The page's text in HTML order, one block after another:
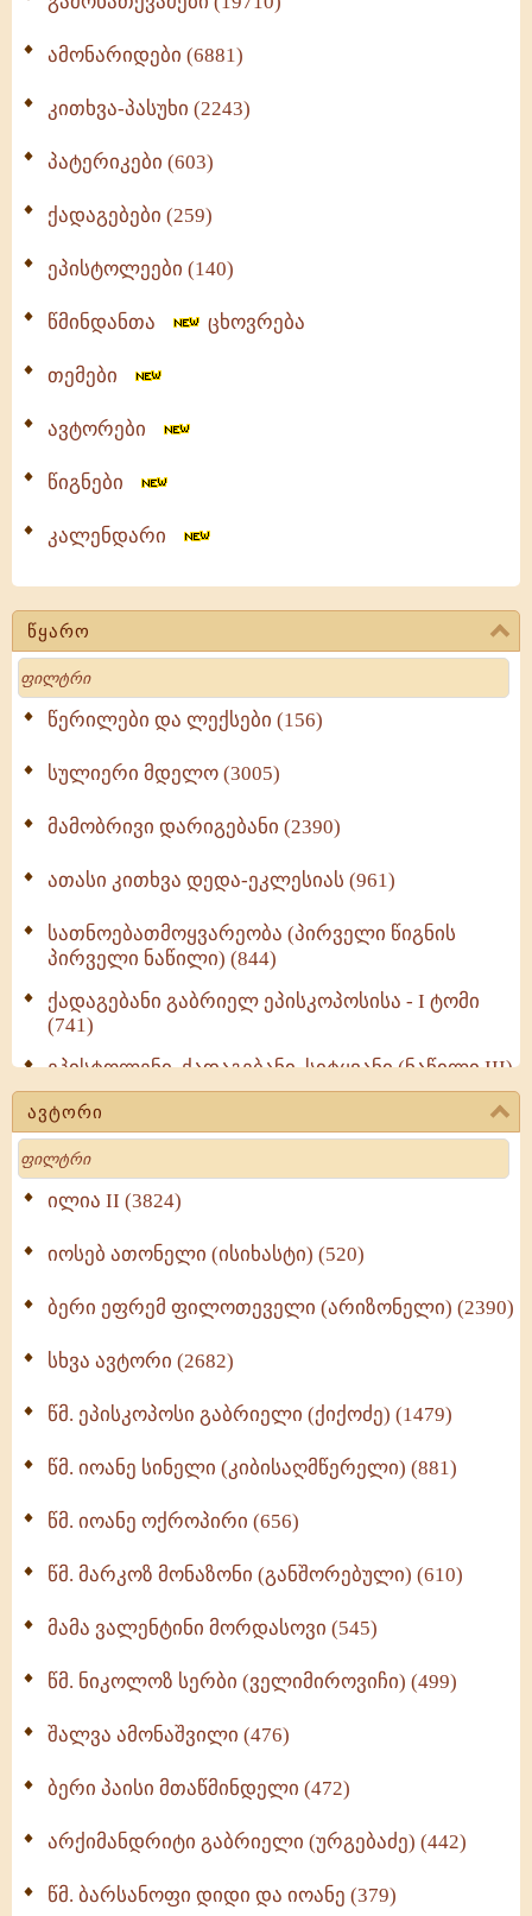
ამონარიდები (6881)
კითხვა-პასუხი (2243)
პატერიკები (603)
ქადაგებები (259)
ეპისტოლეები (140)
წმინდანთა ცხოვრება
თემები
ავტორები
წიგნები
კალენდარი
წყარო
Search
წერილები და ლექსები (156)
სულიერი მდელო (3005)
მამობრივი დარიგებანი (2390)
ათასი კითხვა დედა-ეკლესიას (961)
სათნოებათმოყვარეობა (პირველი წიგნის
პირველი ნაწილი) (844)
ქადაგებანი გაბრიელ ეპისკოპოსისა - I ტომი
(741)
ეპისტოლენი, ქადაგებანი, სიტყვანი (ნაწილი III)
(723)
მოძღვრის ძალზე სასარგებლო რჩევები
მრევლისათვის (545)
Wisdomge (514)
ქადაგებანი გაბრიელ ეპისკოპოსისა - II ტომი
სულიერი ცხოვრების სახელმძღვანელო -
ნაწილი II (369)
ავტორი
Search
ილია II (3824)
იოსებ ათონელი (ისიხასტი) (520)
ბერი ეფრემ ფილოთეველი (არიზონელი) (2390)
სხვა ავტორი (2682)
წმ. ეპისკოპოსი გაბრიელი (ქიქოძე) (1479)
წმ. იოანე სინელი (კიბისაღმწერელი) (881)
წმ. იოანე ოქროპირი (656)
წმ. მარკოზ მონაზონი (განშორებული) (610)
მამა ვალენტინი მორდასოვი (545)
წმ. ნიკოლოზ სერბი (ველიმიროვიჩი) (499)
შალვა ამონაშვილი (476)
ბერი პაისი მთაწმინდელი (472)
არქიმანდრიტი გაბრიელი (ურგებაძე) (442)
წმ. ბარსანოფი დიდი და იოანე (379)